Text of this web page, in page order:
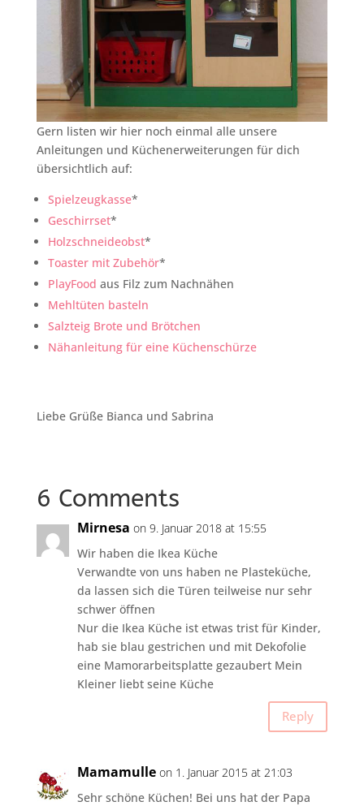
Gern listen wir hier noch einmal alle unsere
Anleitungen und Küchenerweiterungen für dich
übersichtlich auf:
Spielzeugkasse*
Geschirrset*
Holzschneideobst*
Toaster mit Zubehör*
PlayFood aus Filz zum Nachnähen
Mehltüten basteln
Salzteig Brote und Brötchen
Nähanleitung für eine Küchenschürze
Liebe Grüße Bianca und Sabrina
6 Comments
Mirnesa on 9. Januar 2018 at 15:55
Wir haben die Ikea Küche
Verwandte von uns haben ne Plasteküche,
da lassen sich die Türen teilweise nur sehr
schwer öffnen
Nur die Ikea Küche ist etwas trist für Kinder,
hab sie blau gestrichen und mit Dekofolie
eine Mamorarbeitsplatte gezaubert Mein
Kleiner liebt seine Küche
Reply
Mamamulle on 1. Januar 2015 at 21:03
Sehr schöne Küchen! Bei uns hat der Papa